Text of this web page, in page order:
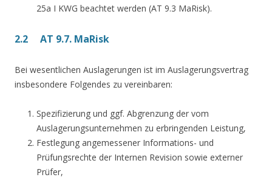
25a I KWG beachtet werden (AT 9.3 MaRisk).
2.2 AT 9.7. MaRisk
Bei wesentlichen Auslagerungen ist im Auslagerungsvertrag
insbesondere Folgendes zu vereinbaren:
Spezifizierung und ggf. Abgrenzung der vom
Auslagerungsunternehmen zu erbringenden Leistung,
Festlegung angemessener Informations- und
Prüfungsrechte der Internen Revision sowie externer
Prüfer,